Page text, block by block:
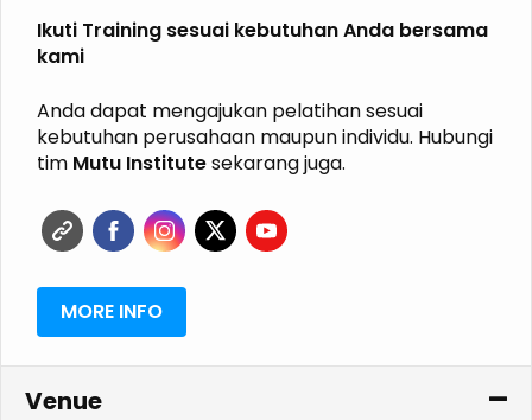
P2K3
P3K
K3 KIMIA
ISO
HALAL
GRK
ISPO
Ikuti Training sesuai kebutuhan Anda bersama
kami
Anda dapat mengajukan pelatihan sesuai
kebutuhan perusahaan maupun individu. Hubungi
tim Mutu Institutesekarang juga.
MORE INFO
Venue